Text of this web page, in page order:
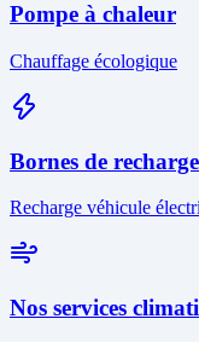
Pompe à chaleur
Chauffage écologique
Bornes de recharge
Recharge véhicule
Nos services